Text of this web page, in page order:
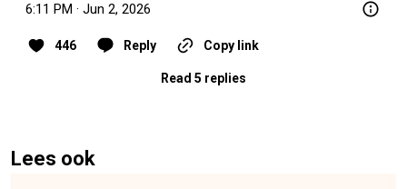
6:11 PM · Jun 2, 2026
446 Reply Copy link
Read 5 replies
Lees ook